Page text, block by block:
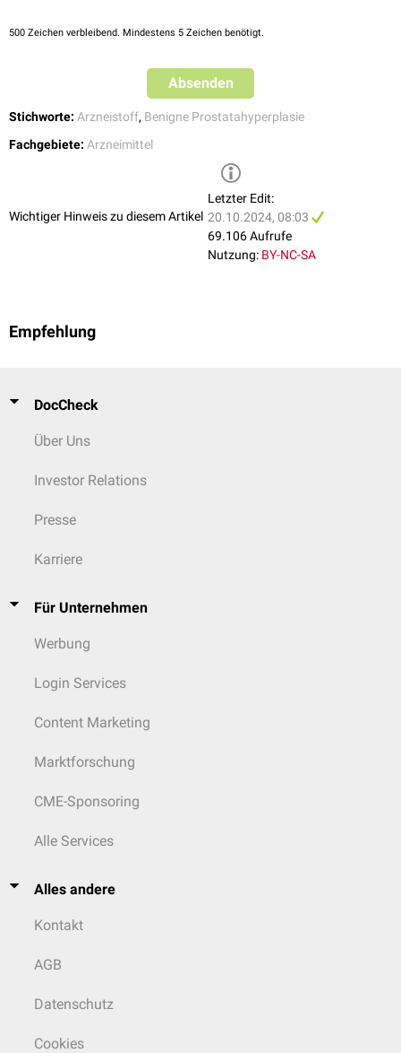
500 Zeichen verbleibend. Mindestens 5 Zeichen benötigt.
Absenden
Stichworte: Arzneistoff, Benigne Prostatahyperplasie
Fachgebiete: Arzneimittel
Wichtiger Hinweis zu diesem Artikel
Letzter Edit:
20.10.2024, 08:03
69.106 Aufrufe
Nutzung: BY-NC-SA
Empfehlung
DocCheck
Über Uns
Investor Relations
Presse
Karriere
Für Unternehmen
Werbung
Login Services
Content Marketing
Marktforschung
CME-Sponsoring
Alle Services
Alles andere
Kontakt
AGB
Datenschutz
Cookies